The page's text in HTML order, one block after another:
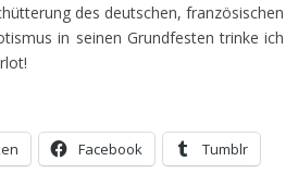
des deutschen, französischen
in seinen Grundfesten trinke ich
Facebook Tumblr